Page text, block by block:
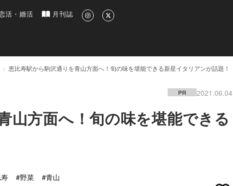
ルメ、洗練されたライフスタイル情報
活・婚活 月刊誌
恵比寿駅から駒沢通りを青山方面へ！旬の味を堪能できる新星イタリアンが話題！
PR 2021.06.04
山方面へ！旬の味を堪能できる
#野菜 #青山